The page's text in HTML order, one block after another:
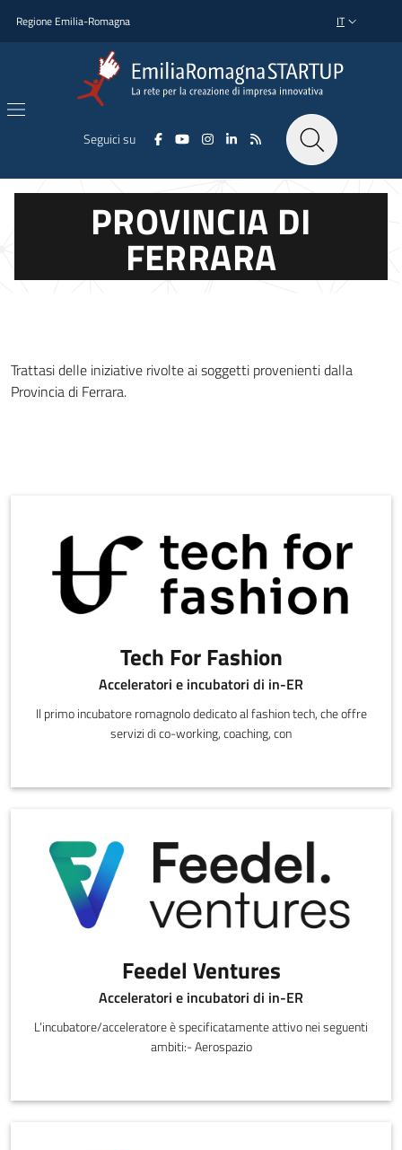
Regione Emilia-Romagna SELETTORE
IT
Seguici su
PROVINCIA DI
FERRARA
Trattasi delle iniziative rivolte ai soggetti provenienti dalla
Provincia di Ferrara.
Tech For Fashion
Acceleratori e incubatori di in-ER
Il primo incubatore romagnolo dedicato al fashion tech, che offre
servizi di co-working, coaching, con
Feedel Ventures
Acceleratori e incubatori di in-ER
L’incubatore/acceleratore è specificatamente attivo nei seguenti
ambiti:- Aerospazio